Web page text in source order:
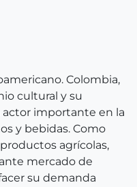
Colombia,
cultural y su
importante en la
y bebidas. Como
agrícolas,
mercado de
su demanda